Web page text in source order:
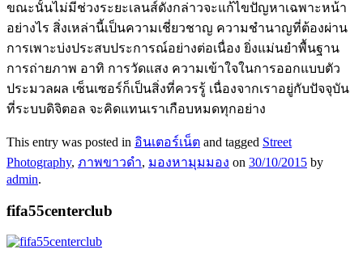
ขณะนั้นไม่มีช่วงระยะเลนส์ดังกล่าวจะแก้ไขปัญหาเฉพาะหน้า
อย่างไร สิ่งเหล่านี้เป็นความเชี่ยวชาญ ความชำนาญที่ต้องผ่าน
การเพาะบ่งประสบประการณ์อย่างต่อเนื่อง ยิ่งแม่นยำพื้นฐาน
การถ่ายภาพ อาทิ การวัดแสง ความเข้าใจในการออกแบบตัว
ประมวลผล เซ็นเซอร์ก็เป็นสิ่งที่ควรรู้ เนื่องจากเราอยู่กับปัจจุบัน
ที่ระบบดิจิตอล จะคิดแทนเราเกือบหมดทุกอย่าง
This entry was posted in อินเตอร์เน็ต and tagged Street
Photography, ภาพขาวดำ, มองหามุมมอง on 30/10/2015 by
admin.
fifa55centerclub